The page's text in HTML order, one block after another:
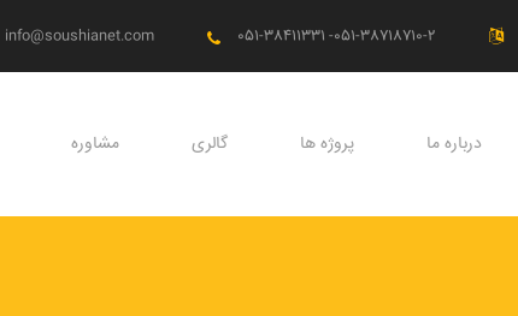
info@soushianet.com 051-38411331 -051-38718710-2
درباره ما پروژه ها گالری مشاوره